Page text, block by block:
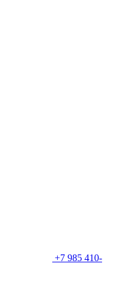
+7 985 410-